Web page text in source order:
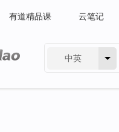
有道精品课 云笔记
中英